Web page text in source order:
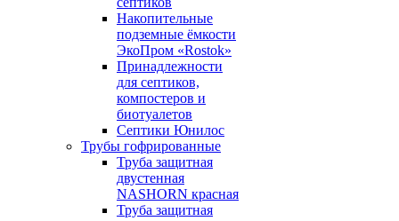
Накопительные
подземные ёмкости
ЭкоПром «Rostok»
Принадлежности
для септиков,
компостеров и
биотуалетов
Септики Юнилос
Трубы гофрированные
Труба защитная
двустенная
NASHORN красная
Труба защитная